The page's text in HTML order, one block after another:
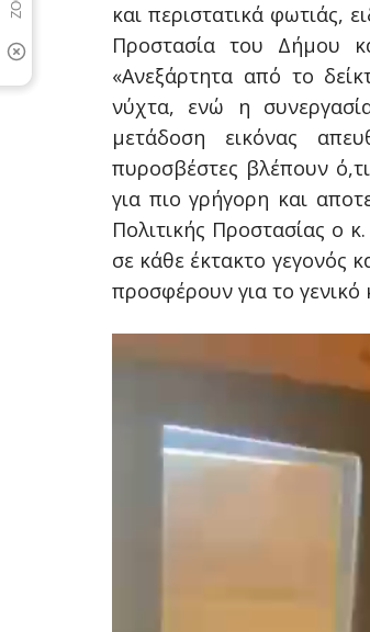
και περιστατικά φωτιάς,
Προστασία του Δήμου
«Ανεξάρτητα από το
νύχτα, ενώ η
μετάδοση εικόνας
πυροσβέστες βλέπουν
για πιο γρήγορη και
Πολιτικής Προστασίας ο
σε κάθε έκτακτο γεγονός
προσφέρουν για το γενικό
Αναπαραγωγής